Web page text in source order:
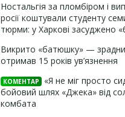
Ностальгія за пломбіром і
росії коштували студенту
тюрми: у Харкові засуджено
Викрито «батюшку» —
отримав 15 років ув’язнення
КОМЕНТАР
«Я не міг просто
бойовий шлях «Джека» від
комбата